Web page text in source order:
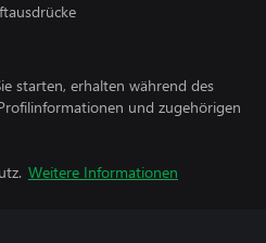
starten, erhalten während des
und zugehörigen
Weitere Informationen